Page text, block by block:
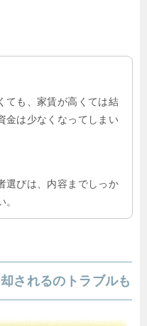
ても、家賃が高くては結
金は少なくなってしまい
選びは、内容までしっか
されるのトラブルも